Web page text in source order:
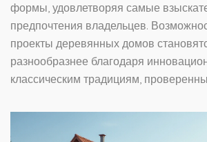
формы, удовлетворяя самые
предпочтения владельцев.
проекты деревянных домов
разнообразнее благодаря
классическим традициям,